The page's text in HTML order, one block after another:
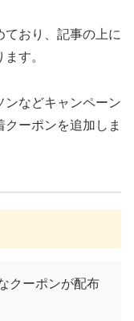
おり、記事の上に
す。
ンなどキャンペーン
ーポンを追加しま
クーポンが配布